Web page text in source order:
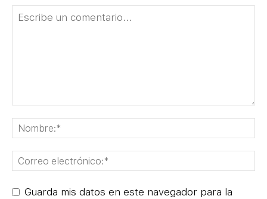
Guarda mis datos en este navegador para la